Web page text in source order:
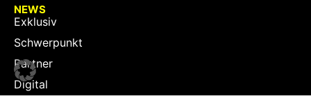
NEWS
Exklusiv
Schwerpunkt
Partner
Digital